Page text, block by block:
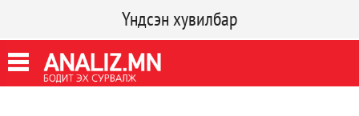
Үндсэн хувилбар